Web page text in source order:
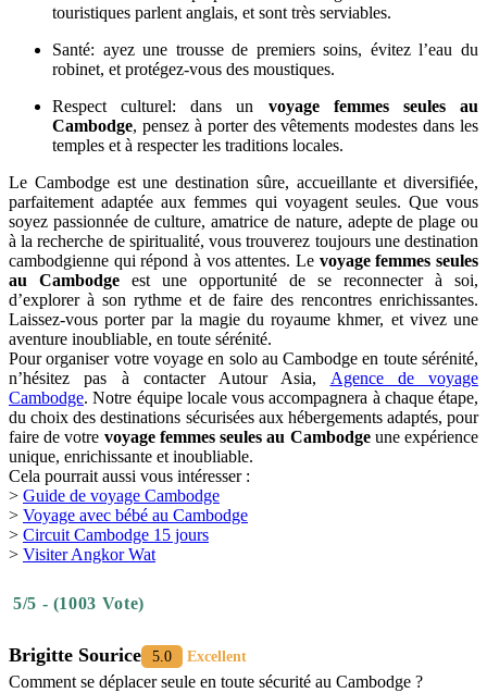
touristiques parlent anglais, et sont très serviables.
Santé: ayez une trousse de premiers soins, évitez l’eau du
robinet, et protégez-vous des moustiques.
Respect culturel: dans un voyage femmes seules au
Cambodge, pensez à porter des vêtements modestes dans les
temples et à respecter les traditions locales.
Le Cambodge est une destination sûre, accueillante et diversifiée,
parfaitement adaptée aux femmes qui voyagent seules. Que vous
soyez passionnée de culture, amatrice de nature, adepte de plage ou
à la recherche de spiritualité, vous trouverez toujours une destination
cambodgienne qui répond à vos attentes. Le voyage femmes seules
au Cambodge est une opportunité de se reconnecter à soi,
d’explorer à son rythme et de faire des rencontres enrichissantes.
Laissez-vous porter par la magie du royaume khmer, et vivez une
aventure inoubliable, en toute sérénité.
Pour organiser votre voyage en solo au Cambodge en toute sérénité,
n’hésitez pas à contacter Autour Asia, Agence de voyage
Cambodge. Notre équipe locale vous accompagnera à chaque étape,
du choix des destinations sécurisées aux hébergements adaptés, pour
faire de votre voyage femmes seules au Cambodgeune expérience
unique, enrichissante et inoubliable.
Cela pourrait aussi vous intéresser :
> Guide de voyage Cambodge
> Voyage avec bébé au Cambodge
> Circuit Cambodge 15 jours
> Visiter Angkor Wat
5/5 - (1003 Vote)
Brigitte Sourice 5.0 Excellent
Comment se déplacer seule en toute sécurité au Cambodge ?